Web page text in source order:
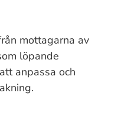
mottagarna av
löpande
anpassa och